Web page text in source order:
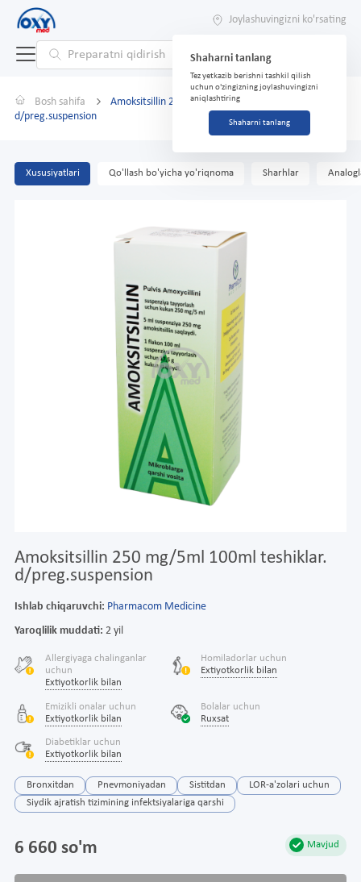
Joylashuvingizni ko'rsating
Shaharni tanlang
Tez yetkazib berishni tashkil qilish
uchun o'zingizning joylashuvingizni
aniqlashtiring
Shaharni tanlang
Bosh sahifa
Amoksitsillin 250 mg/5ml 100ml teshiklar.
d/preg.suspension
Xususiyatlari Qo'llash bo'yicha yo'riqnoma Sharhlar
Amoksitsillin 250 mg/5ml 100ml teshiklar.
d/preg.suspension
Ishlab chiqaruvchi: Pharmacom Medicine
Yaroqlilik muddati: 2 yil
Allergiyaga chalinganlar
uchun
Extiyotkorlik bilan
Homiladorlar uchun
Extiyotkorlik bilan
Emizikli onalar uchun
Extiyotkorlik bilan
Bolalar uchun
Ruxsat
Diabetiklar uchun
Extiyotkorlik bilan
Bronxitdan Pnevmoniyadan Sistitdan
LOR-a'zolari uchun
Siydik ajratish tizimining infektsiyalariga qarshi
Mavjud
6 660 so'm